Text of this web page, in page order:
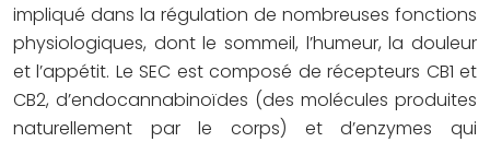
impliqué dans la régulation de nombreuses fonctions
physiologiques, dont le sommeil, l’humeur, la douleur
et l’appétit. Le SEC est composé de récepteurs CB1 et
CB2, d’endocannabinoïdes (des molécules produites
naturellement par le corps) et d’enzymes qui